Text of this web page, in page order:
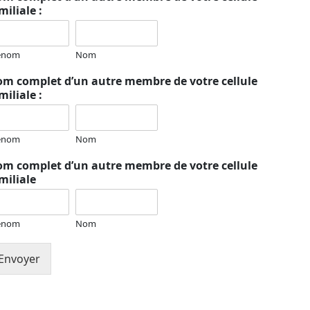
:
Nom
complet d’un autre membre de votre cellule
:
Nom
complet d’un autre membre de votre cellule
Nom